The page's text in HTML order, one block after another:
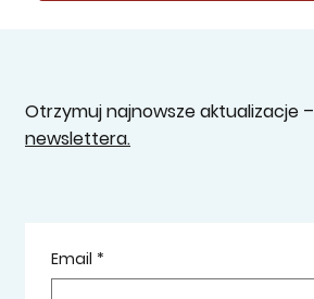
Otrzymuj najnowsze aktualizacje –
newslettera.
Email *